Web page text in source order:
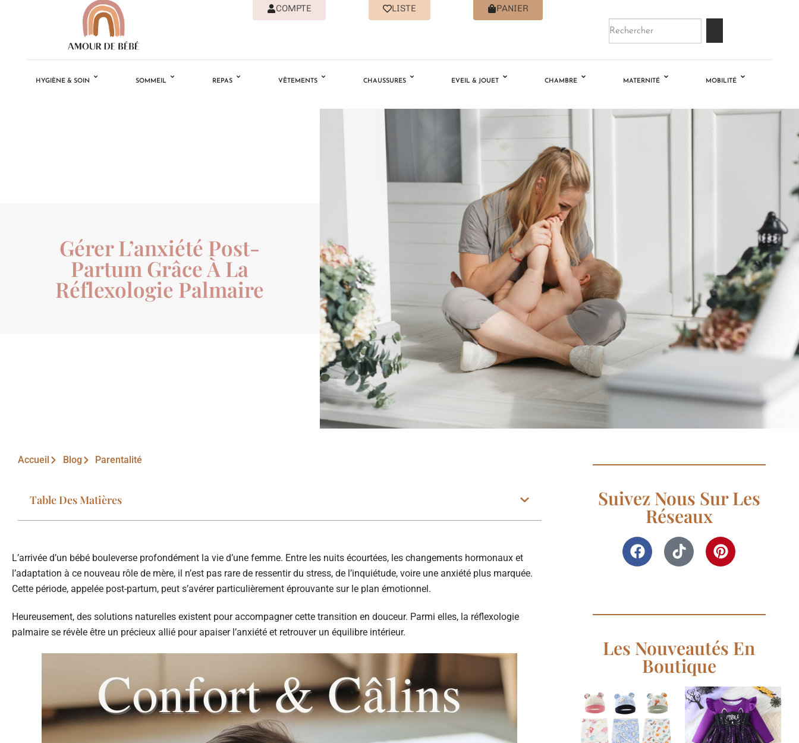
COMPTE LISTE PANIER
HYGIÈNE & SOIN SOMMEIL REPAS VÊTEMENTS CHAUSSURES EVEIL & JOUET CHAMBRE MATERNITÉ MOBILITÉ
Gérer L’anxiété Post-
Partum Grâce À La
Réflexologie Palmaire
Accueil Blog Parentalité
Table Des Matières
L’arrivée d’un bébé bouleverse profondément la vie d’une femme. Entre les nuits écourtées, les changements hormonaux et
l’adaptation à ce nouveau rôle de mère, il n’est pas rare de ressentir du stress, de l’inquiétude, voire une anxiété plus marquée.
Cette période, appelée post-partum, peut s’avérer particulièrement éprouvante sur le plan émotionnel.
Heureusement, des solutions naturelles existent pour accompagner cette transition en douceur. Parmi elles, la réflexologie
palmaire se révèle être un précieux allié pour apaiser l’anxiété et retrouver un équilibre intérieur.
Suivez Nous Sur Les
Réseaux
Les Nouveautés En
Boutique
Ajouter
à la
liste de
Ajouter
à la
liste de